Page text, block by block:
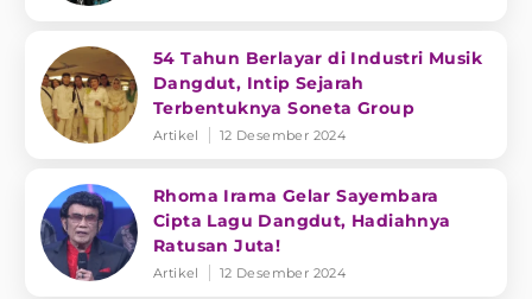
54 Tahun Berlayar di Industri Musik
Dangdut, Intip Sejarah
Terbentuknya Soneta Group
Artikel 12 Desember 2024
Rhoma Irama Gelar Sayembara
Cipta Lagu Dangdut, Hadiahnya
Ratusan Juta!
Artikel 12 Desember 2024